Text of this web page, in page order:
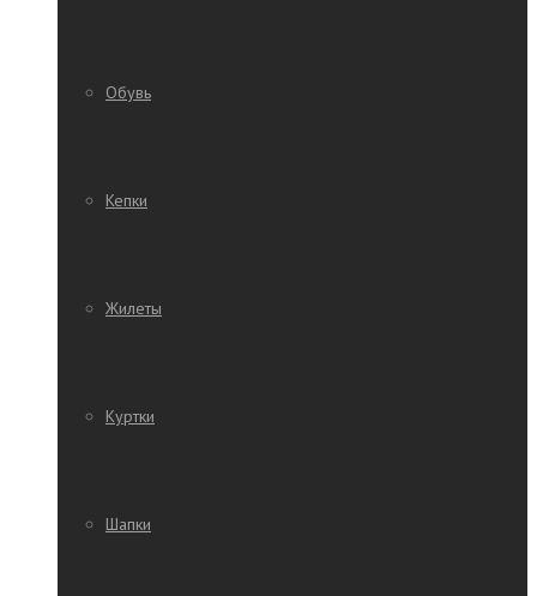
Обувь
Кепки
Жилеты
Куртки
Шапки